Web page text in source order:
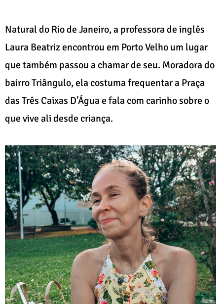
Natural do Rio de Janeiro, a professora de inglês
Laura Beatriz encontrou em Porto Velho um lugar
que também passou a chamar de seu. Moradora do
bairro Triângulo, ela costuma frequentar a Praça
das Três Caixas D’Água e fala com carinho sobre o
que vive ali desde criança.